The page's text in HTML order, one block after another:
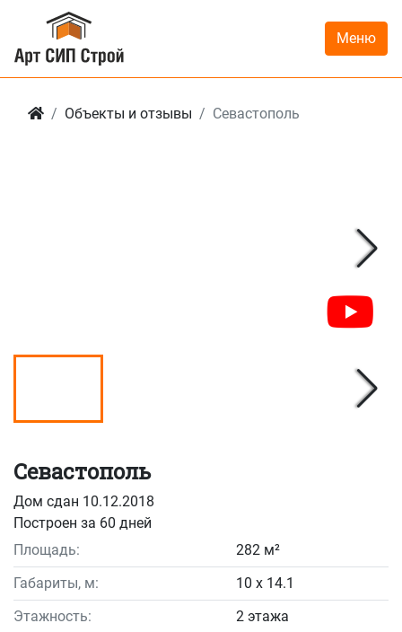
Меню
Объекты и отзывы Севастополь
Севастополь
Дом сдан 10.12.2018
Построен за 60 дней
Площадь:
282 м²
Габариты, м:
10 x 14.1
Этажность:
2 этажа